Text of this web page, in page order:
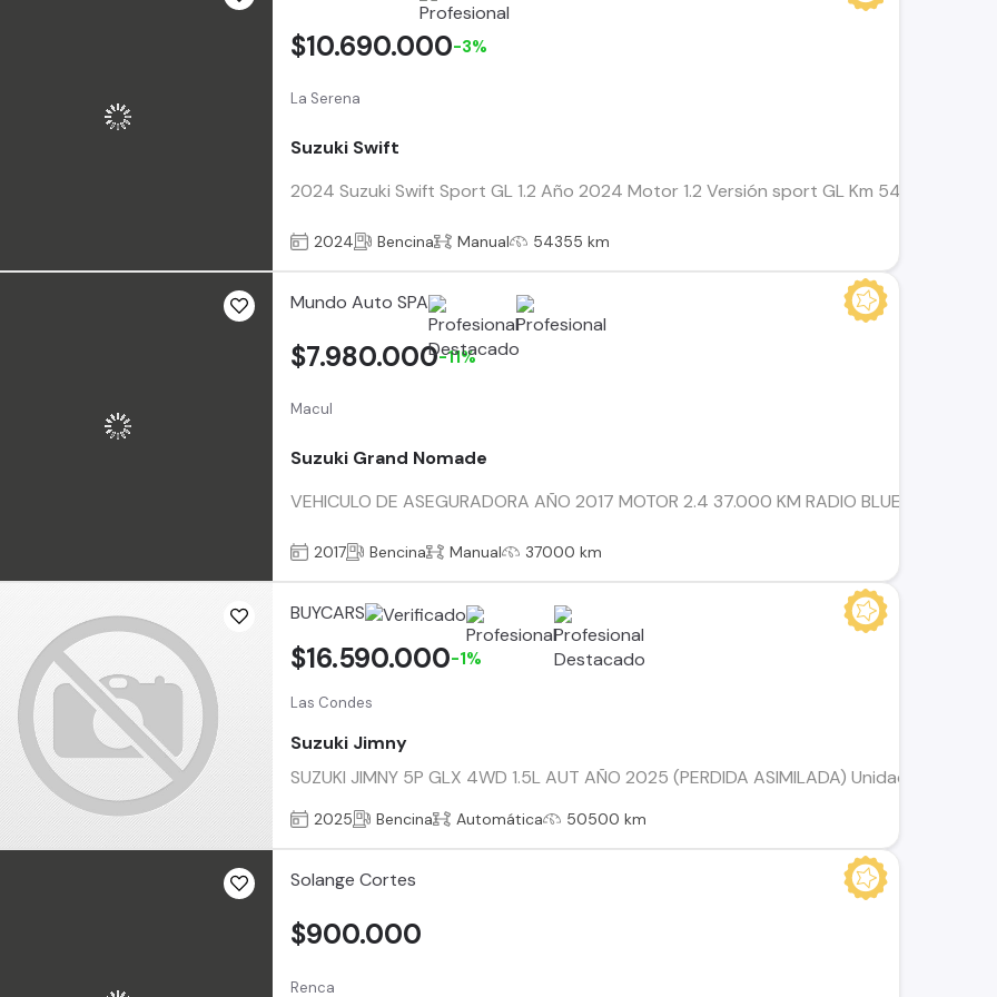
La Serena
Suzuki Swift
2024 Suzuki Swift Sport GL 1.2 Año 2024 Motor 1.2 Versión sport GL Km 54.355
$10.690.000-3%
2024 Bencina Manual 54355 km
Mundo Auto SPA
Macul
Suzuki Grand Nomade
VEHICULO DE ASEGURADORA AÑO 2017 MOTOR 2.4 37.000 KM RADIO BLUETHOOT
$7.980.000-11%
2017 Bencina Manual 37000 km
BUYCARS
Las Condes
Suzuki Jimny
SUZUKI JIMNY 5P GLX 4WD 1.5L AUT AÑO 2025 (PERDIDA ASIMILADA) Unidad
$16.590.000-1%
2025 Bencina Automática 50500 km
Solange Cortes
Renca
$900.000